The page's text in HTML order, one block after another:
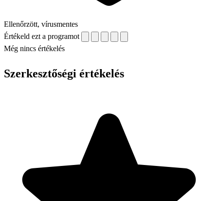
Ellenőrzött, vírusmentes
Értékeld ezt a programot
Még nincs értékelés
Szerkesztőségi értékelés